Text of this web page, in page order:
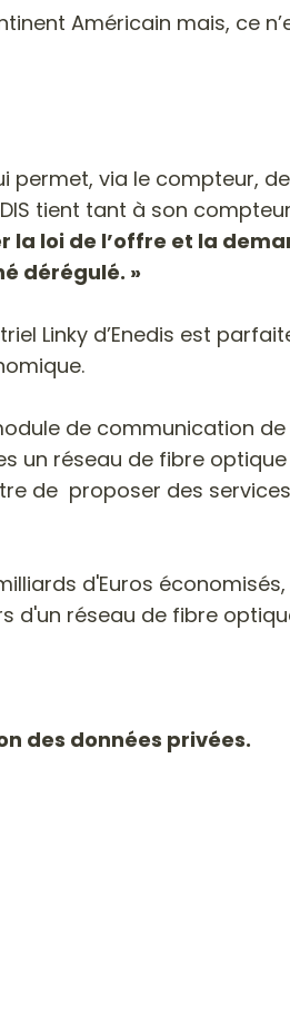
Américain mais, ce
permet, via le compteur,
tient tant à son compteur
la loi de l’offre et la
dérégulé. »
Linky d’Enedis est
de communication
un réseau de fibre
de proposer des
d'Euros économisés,
d'un réseau de fibre
des données privées.